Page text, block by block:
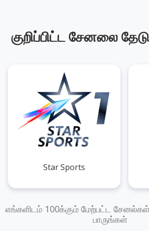
குறிப்பிட்ட சேனலை
Star Sports
எங்களிடம் 100க்கும் மேற்பட்ட
பாருங்கள்